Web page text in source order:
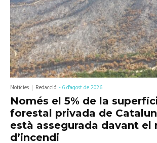
Notícies Redacció -6 d'agost de 2026
Només el 5% de la
forestal privada de
està assegurada davant el
d’incendi